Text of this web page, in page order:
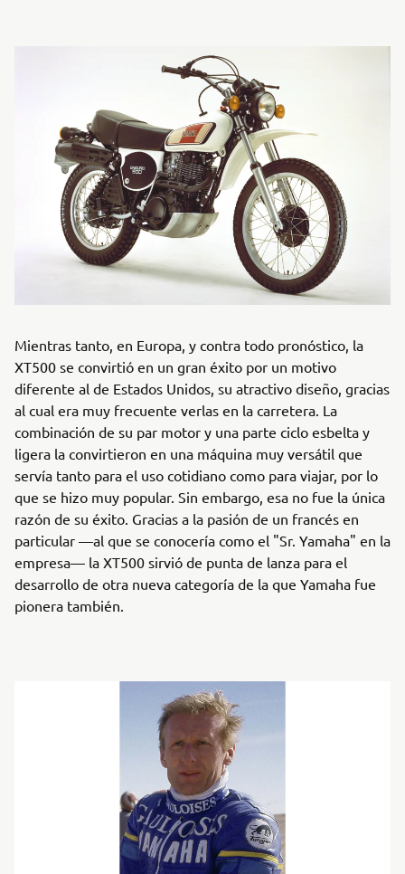
Mientras tanto, en Europa, y contra todo pronóstico, la
XT500 se convirtió en un gran éxito por un motivo
diferente al de Estados Unidos, su atractivo diseño, gracias
al cual era muy frecuente verlas en la carretera. La
combinación de su par motor y una parte ciclo esbelta y
ligera la convirtieron en una máquina muy versátil que
servía tanto para el uso cotidiano como para viajar, por lo
que se hizo muy popular. Sin embargo, esa no fue la única
razón de su éxito. Gracias a la pasión de un francés en
particular —al que se conocería como el "Sr. Yamaha" en la
empresa— la XT500 sirvió de punta de lanza para el
desarrollo de otra nueva categoría de la que Yamaha fue
pionera también.